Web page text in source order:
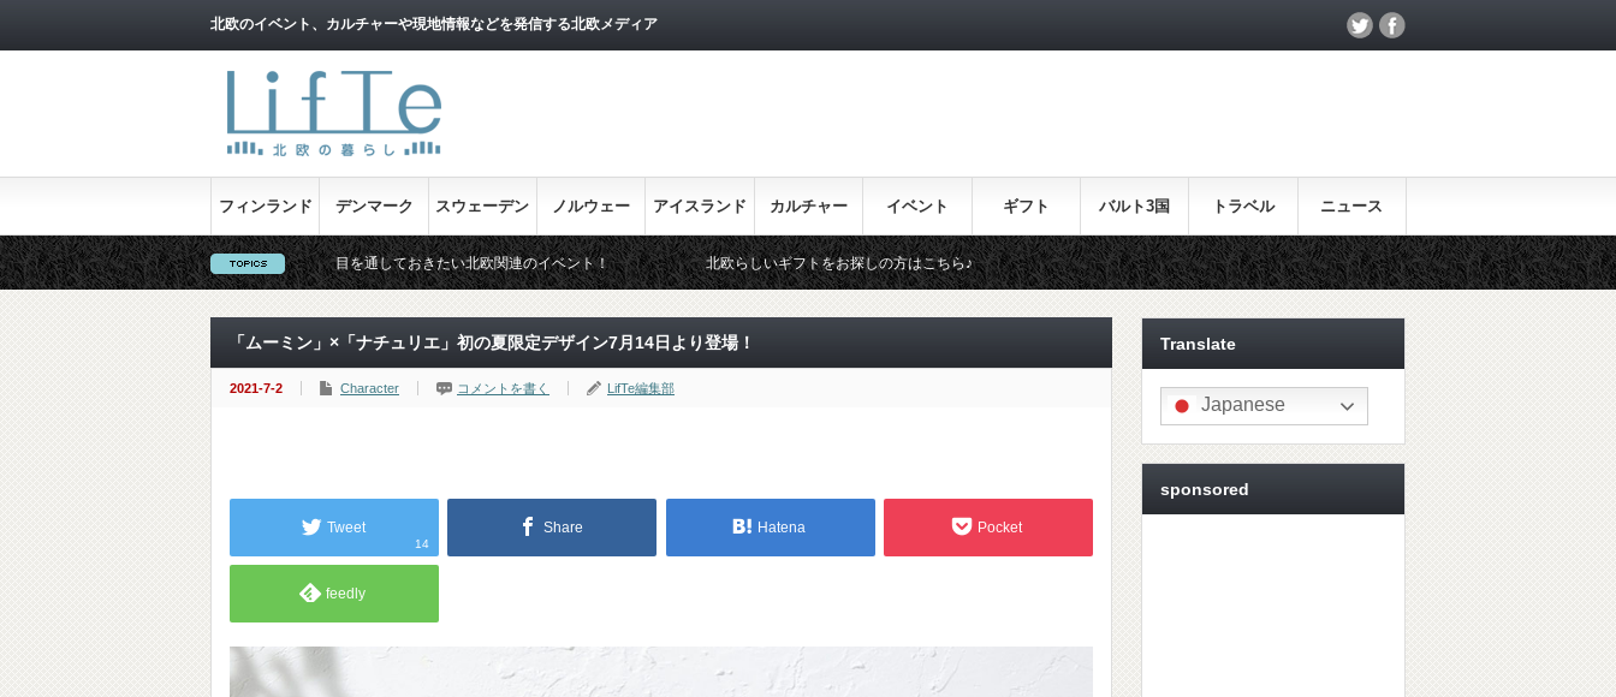
北欧のイベント、カルチャーや現地情報などを発信する北欧メディア
フィンランド デンマーク スウェーデン ノルウェー アイスランド カルチャー イベント ギフト バルト3国 トラベル ニュース
映画情報はこちら♪ 目を通しておきたい北欧関連のイベント！ 北欧らしいギフトをお探しの方はこちら♪
「ムーミン」×「ナチュリエ」初の夏限定デザイン7月14日より登場！
2021-7-2 Character コメントを書く LifTe編集部
Tweet
14
Share Hatena Pocket
feedly
Translate
Japanese
sponsored